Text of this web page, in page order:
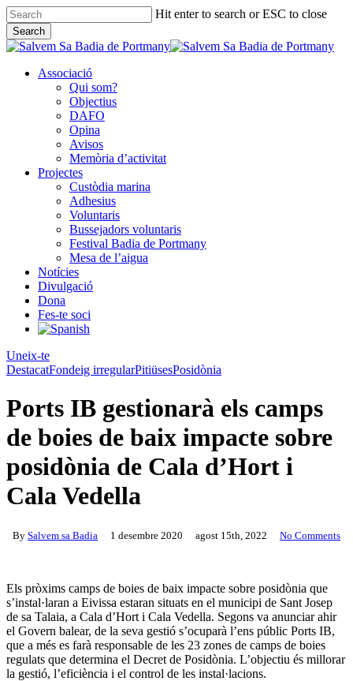
Skip
to
main
content
Hit enter to search or ESC to close
Search
Close
Associació
Qui som?
Objectius
DAFO
Opina
Avisos
Memòria d’activitat
Projectes
Custòdia marina
Adhesius
Voluntaris
Bussejadors voluntaris
Festival Badia de Portmany
Mesa de l’aigua
Notícies
Divulgació
Dona
Fes-te soci
Uneix-te
DestacatFondeig irregularPitiüsesPosidònia
Ports IB gestionarà els camps
de boies de baix impacte sobre
posidònia de Cala d’Hort i
Cala Vedella
By Salvem sa Badia 1 desembre 2020 agost 15th, 2022 No Comments
Els pròxims camps de boies de baix impacte sobre posidònia que
s’instal·laran a Eivissa estaran situats en el municipi de Sant Josep
de sa Talaia, a Cala d’Hort i Cala Vedella. Segons va anunciar ahir
el Govern balear, de la seva gestió s’ocuparà l’ens públic Ports IB,
que a més es farà responsable de les 23 zones de camps de boies
regulats que determina el Decret de Posidònia. L’objectiu és millorar
la gestió, l’eficiència i el control de les instal·lacions.